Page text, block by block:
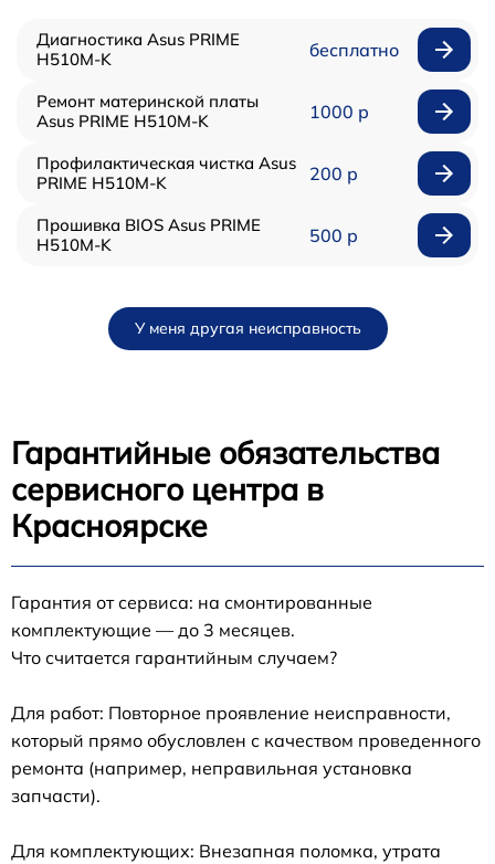
Диагностика Asus PRIME
H510M-K
бесплатно
Ремонт материнской платы
Asus PRIME H510M-K
1000 р
Профилактическая чистка Asus
PRIME H510M-K
200 р
Прошивка BIOS Asus PRIME
H510M-K
500 р
У меня другая неисправность
Гарантийные обязательства
сервисного центра в
Красноярске
Гарантия от сервиса: на смонтированные
комплектующие — до 3 месяцев.
Что считается гарантийным случаем?
Для работ: Повторное проявление неисправности,
который прямо обусловлен с качеством проведенного
ремонта (например, неправильная установка
запчасти).
Для комплектующих: Внезапная поломка, утрата